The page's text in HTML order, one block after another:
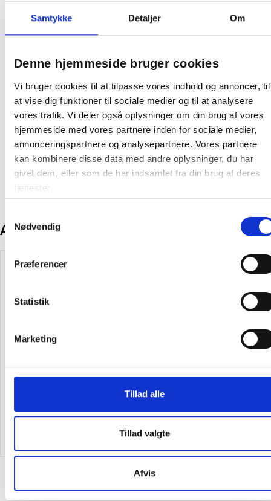
Samtykke Detaljer Om
Denne hjemmeside bruger cookies
Vi bruger cookies til at tilpasse vores indhold og annoncer, til
at vise dig funktioner til sociale medier og til at analysere
vores trafik. Vi deler også oplysninger om din brug af vores
hjemmeside med vores partnere inden for sociale medier,
annonceringspartnere og analysepartnere. Vores partnere
kan kombinere disse data med andre oplysninger, du har
givet dem, eller som de har indsamlet fra din brug af deres
tjenester.
Nødvendig
Præferencer
Statistik
Marketing
Tillad alle
Tillad valgte
Afvis
Støjsvag ved brug i dispenser
12 x 33 mm
På lager: 156 ruller
Oprindelsesland: USA
Producent: Scotch
Produktdatablad
Andre kunder købte også
Penol marker 0700 1,5mm
9,08/ Stk
Læg i kurv
Spar 15%
Pilot BP-S Matic Fine 135F
9,19/ Stk
Alternativer til varen